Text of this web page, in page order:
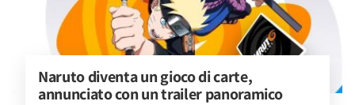
Naruto diventa un gioco di carte,
annunciato con un trailer panoramico